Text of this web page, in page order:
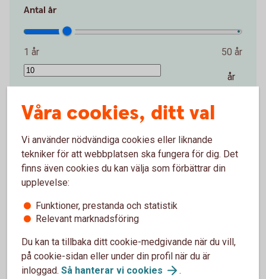
Antal år
1 år 50 år
år
Startbelopp (kr)
0 kr 2 000 000 kr
0 % 15 %
Våra cookies, ditt val
Vi använder nödvändiga cookies eller liknande
tekniker för att webbplatsen ska fungera för dig. Det
finns även cookies du kan välja som förbättrar din
upplevelse:
Funktioner, prestanda och statistik
Relevant marknadsföring
Du kan ta tillbaka ditt cookie-medgivande när du vill,
på cookie-sidan eller under din profil när du är
inloggad. Så hanterar vi cookies .